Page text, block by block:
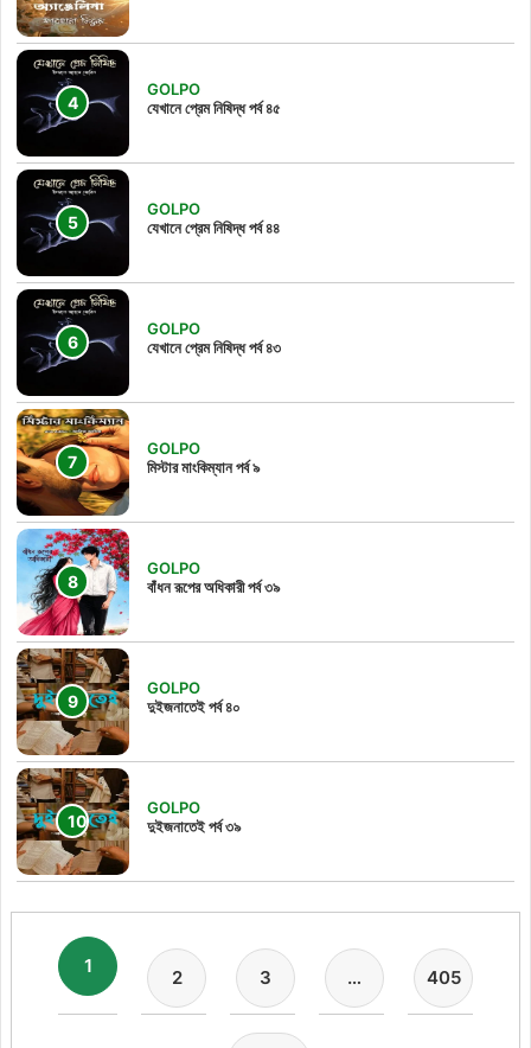
GOLPO
যেখানে প্রেম নিষিদ্ধ পর্ব ৪৫
GOLPO
যেখানে প্রেম নিষিদ্ধ পর্ব ৪৪
GOLPO
যেখানে প্রেম নিষিদ্ধ পর্ব ৪৩
GOLPO
মিস্টার মাংকিম্যান পর্ব ৯
GOLPO
বাঁধন রূপের অধিকারী পর্ব ৩৯
GOLPO
দুইজনাতেই পর্ব ৪০
GOLPO
দুইজনাতেই পর্ব ৩৯
1
2 3 … 405